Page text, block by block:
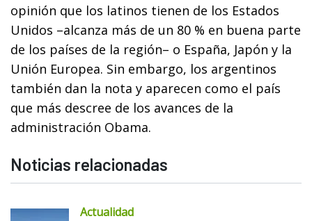
opinión que los latinos tienen de los Estados
Unidos –alcanza más de un 80 % en buena parte
de los países de la región– o España, Japón y la
Unión Europea. Sin embargo, los argentinos
también dan la nota y aparecen como el país
que más descree de los avances de la
administración Obama.
Noticias relacionadas
Actualidad